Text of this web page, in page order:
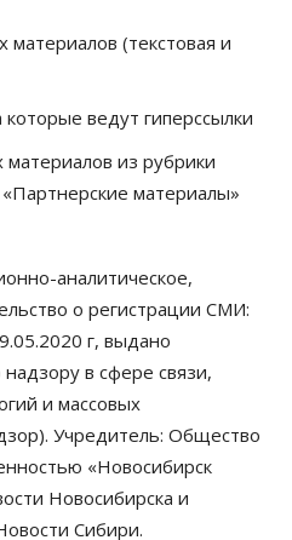
АЗС Новосибирска
прописанного в
новосибирских
у
бизнеса назвали в
в ГК «Расцветай — до 16
(текстовая и
ведут гиперссылки
из рубрики
материалы»
аналитическое,
о регистрации СМИ:
г, выдано
в сфере связи,
и массовых
Учредитель: Общество
«Новосибирск
Новосибирска и
Сибири.